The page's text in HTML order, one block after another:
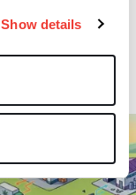
Show details